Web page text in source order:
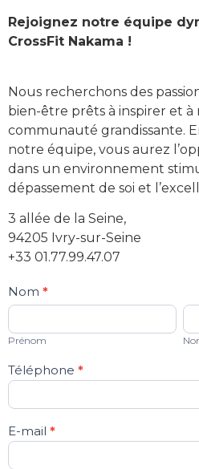
Rejoignez notre équipe
CrossFit Nakama !
Nous recherchons des
bien-être prêts à inspirer et
communauté grandissante.
notre équipe, vous aurez
dans un environnement
dépassement de soi et
3 allée de la Seine,
94205 Ivry-sur-Seine
+33 01.77.99.47.07
Recrutement
Nom *
Prénom
Prénom
Téléphone *
E-mail *
Si vous
êtes un
ne
remplissez
champ.